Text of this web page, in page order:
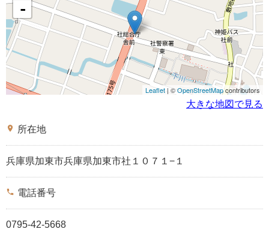
-
Leaflet | ©OpenStreetMapcontributors
大きな地図で見る
place 所在地
兵庫県加東市兵庫県加東市社１０７１−１
phone 電話番号
0795-42-5668